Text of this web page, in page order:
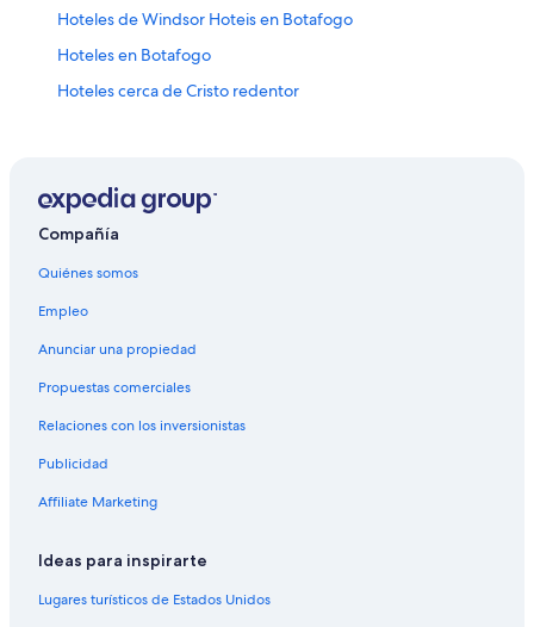
Hoteles de Windsor Hoteis en Botafogo
Hoteles en Botafogo
Hoteles cerca de Cristo redentor
Hoteles cerca del bosque en Jardín Botánico
Hoteles con bar en Jardín Botánico
Hoteles con estacionamiento en Jardín Botánico
Hoteles con restaurante en Jardín Botánico
Hoteles de Windsor Hoteis en Jardín Botánico
Hoteles 5 estrellas en Zona Sur
Apart-Hoteles en Zona Sur
Compañía
Quiénes somos
Empleo
Anunciar una propiedad
Propuestas comerciales
Relaciones con los inversionistas
Publicidad
Affiliate Marketing
Ideas para inspirarte
Lugares turísticos de Estados Unidos